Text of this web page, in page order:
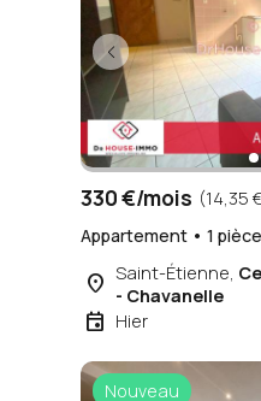
330 €/mois (14,35
Appartement • 1
place Saint-Étienne,
- Chavanelle
event Hier